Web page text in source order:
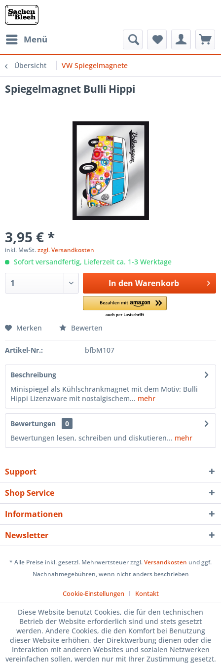
Menü
Übersicht VW Spiegelmagnete
Spiegelmagnet Bulli Hippi
3,95 € *
inkl. MwSt.zzgl. Versandkosten
Sofort versandfertig, Lieferzeit ca. 1-3 Werktage
In den Warenkorb
Merken Bewerten
Artikel-Nr.: bfbM107
Beschreibung
Minispiegel als Kühlschrankmagnet mit dem Motiv: Bulli
Hippi Lizenzware mit nostalgischem... mehr
Bewertungen
0
Bewertungen lesen, schreiben und diskutieren... mehr
Support
Shop Service
Informationen
Newsletter
* Alle Preise inkl. gesetzl. Mehrwertsteuer zzgl.Versandkosten und ggf.
Nachnahmegebühren, wenn nicht anders beschrieben
Cookie-Einstellungen Kontakt
Diese Website benutzt Cookies, die für den technischen
Betrieb der Website erforderlich sind und stets gesetzt
werden. Andere Cookies, die den Komfort bei Benutzung
dieser Website erhöhen, der Direktwerbung dienen oder die
Interaktion mit anderen Websites und sozialen Netzwerken
vereinfachen sollen, werden nur mit Ihrer Zustimmung gesetzt.